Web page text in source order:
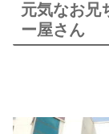
元気なお兄
ー屋さん